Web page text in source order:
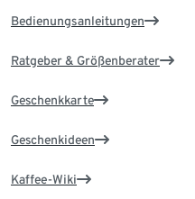
Bedienungsanleitungen
Ratgeber & Größenberater
Geschenkkarte
Geschenkideen
Kaffee-Wiki